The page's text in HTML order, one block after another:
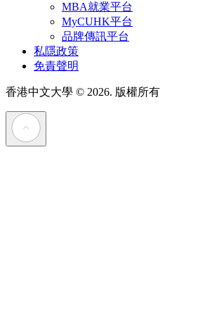
MBA就業平台
MyCUHK平台
品牌傳訊平台
私隱政策
免責聲明
香港中文大學 © 2026. 版權所有